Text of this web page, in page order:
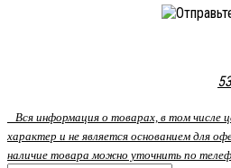
Вся информация о товарах, в том числе
характер и не является основанием для
наличие товара можно уточнить по